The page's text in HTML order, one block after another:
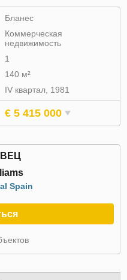
Бланес
Коммерческая
недвижимость
1
140 м²
IV квартал, 1981
€ 5 415 000
Spain